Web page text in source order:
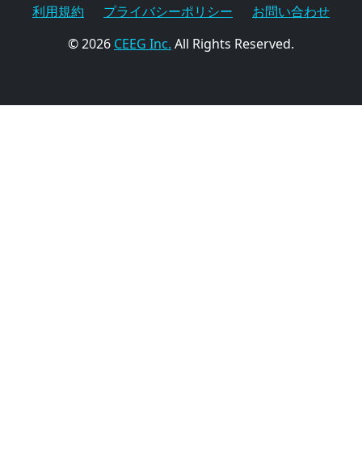
利用規約 プライバシーポリシー
お問い合わせ
© 2026 CEEG Inc. All Rights Reserved.